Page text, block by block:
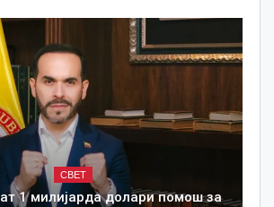
СВЕТ
1 милијарда долари помош за